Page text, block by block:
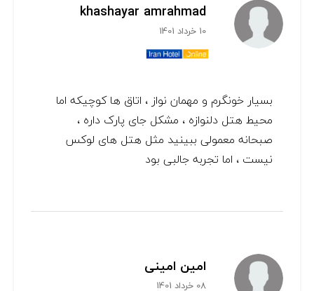
khashayar amrahmad
10 خرداد 1401
بسیار خونگرم و مهمان نواز ، اتاق ها کوچیکه اما
محیط هتل دلنوازه ، مشکل جای پارک داره ،
صبحانه معمولی ببینید مثل هتل های لوکس
نیست ، اما تجربه جالبی بود
امین امینی
08 خرداد 1401